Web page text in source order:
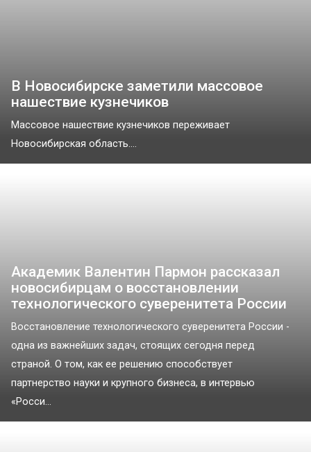
В Новосибирске заметили массовое
нашествие кузнечиков
Массовое нашествие кузнечиков переживает
Новосибирская область....
Академик Валентин Пармон рассказал
новосибирцам о восстановлении
технологического суверенитета России
Восстановление технологического суверенитета России -
одна из важнейших задач, стоящих сегодня перед
страной. О том, как ее решению способствует
партнерство науки и крупного бизнеса, в интервью
«Росси...